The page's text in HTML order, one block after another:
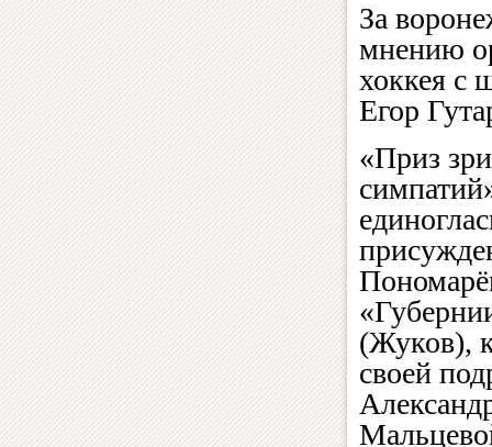
За
мнению
хоккея с
Егор
«Приз
(Жуков),
своей